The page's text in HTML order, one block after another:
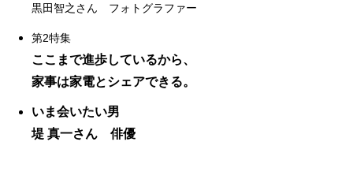
黒田智之さん フォトグラファー
第2特集
ここまで進歩しているから、
家事は家電とシェアできる。
いま会いたい男
堤 真一さん 俳優